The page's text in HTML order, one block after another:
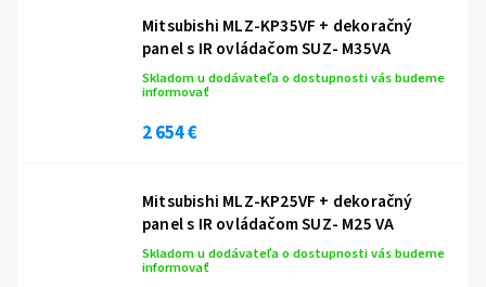
Mitsubishi MLZ-KP35VF + dekoračný
panel s IR ovládačom SUZ- M35VA
Skladom u dodávateľa o dostupnosti vás budeme
informovať
2 654 €
Mitsubishi MLZ-KP25VF + dekoračný
panel s IR ovládačom SUZ- M25 VA
Skladom u dodávateľa o dostupnosti vás budeme
informovať